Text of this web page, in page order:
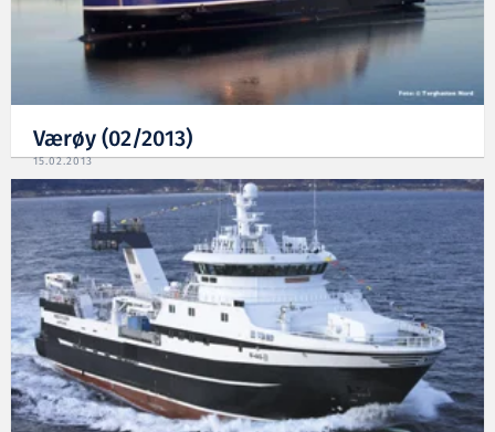
Værøy (02/2013)
15.02.2013